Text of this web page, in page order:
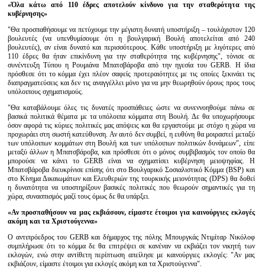
«Όλα κάτω από 110 έδρες αποτελούν κίνδυνο για την σταθερότητα της
κυβέρνησης»
"Θα προσπαθήσουμε να πετύχουμε την μέγιστη δυνατή υποστήριξη – τουλάχιστον 120
βουλευτές (να υπενθυμίσουμε ότι η βουλγαρική Βουλή αποτελείται από 240
βουλευτές), αν είναι δυνατό και περισσότερους. Κάθε υποστήριξη με λιγότερες από
110 έδρες θα ήταν επικίνδυνη για την σταθερότητα της κυβέρνησης", τόνισε σε
συνέντευξη Τύπου η Ρουμιάνα Μπατσβάροβα από την ηγεσία του GERB. Η ίδια
πρόσθεσε ότι το κόμμα έχει πλέον σαφείς προτεραιότητες με τις οποίες ξεκινάει τις
διαπραγματεύσεις και δεν τις αναγγέλλει μόνο για να μην θεωρηθούν όρους προς τους
υπόλοιπους σχηματισμούς.
"Θα καταβάλουμε όλες τις δυνατές προσπάθειες ώστε να συνεννοηθούμε πάνω σε
βασικά πολιτικά θέματα με τα υπόλοιπα κόμματα στη Βουλή. Δε θα υποχωρήσουμε
όσον αφορά τις κύριες πολιτικές μας απόψεις και θα εργαστούμε με στόχο η χώρα να
προχωράει στη σωστή κατεύθυνση. Αν αυτό δεν συμβεί, η ευθύνη θα μοιραστεί μεταξύ
των υπόλοιπων κομμάτων στη Βουλή και των υπόλοιπων πολιτικών δυνάμεων", είπε
μεταξύ άλλων η Μπατσβάροβα, και πρόσθεσε ότι ο μόνος συμβιβασμός τον οποίο θα
μπορούσε να κάνει το GERB είναι να σχηματίσει κυβέρνηση μειοψηφίας. Η
Μπατσβάροβα διευκρίνισε επίσης ότι στο Βουλγαρικό Σοσιαλιστικό Κόμμα (BSP) και
στο Κίνημα Δικαιωμάτων και Ελευθεριών της τουρκικής μειονότητας (DPS) θα δοθεί
η δυνατότητα να υποστηρίξουν βασικές πολιτικές που θεωρούν σημαντικές για τη
χώρα, συνασπισμός μαζί τους όμως δε θα υπάρξει.
«Αν προσπαθήσουν να μας εκβιάσουν, είμαστε έτοιμοι για καινούργιες εκλογές
ακόμη και τα Χριστούγεννα»
Ο αντιπρόεδρος του GERB και δήμαρχος της πόλης Μπουργκάς Ντιμίταρ Νικόλοφ
συμπλήρωσε ότι το κόμμα δε θα επιτρέψει σε κανέναν να εκβιάζει τον νικητή των
εκλογών, ενώ στην αντίθετη περίπτωση απείλησε με καινούργιες εκλογές: "Αν μας
εκβιάζουν, είμαστε έτοιμοι για εκλογές ακόμη και τα Χριστούγεννα".